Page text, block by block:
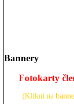
Bannery
Fotokarty
(Klikni na